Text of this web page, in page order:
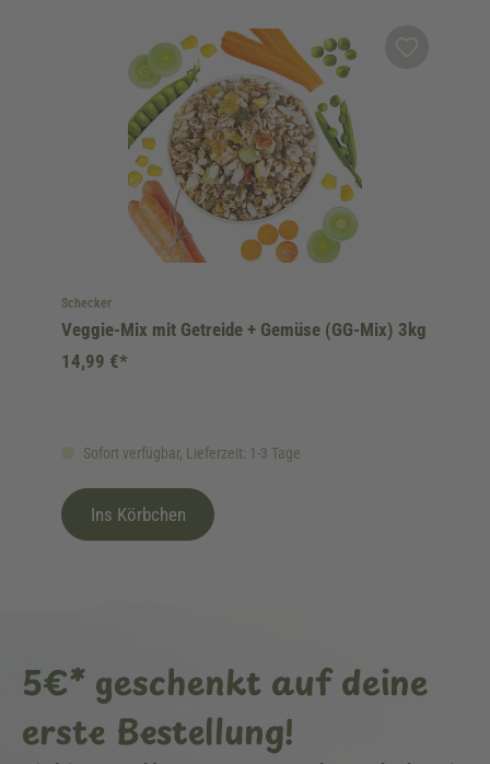
Schecker
Veggie-Mix mit Getreide + Gemüse (GG-Mix) 3kg
Sofort verfügbar, Lieferzeit: 1-3 Tage
14,99 €*
Ins Körbchen
5€* geschenkt auf deine
erste Bestellung!